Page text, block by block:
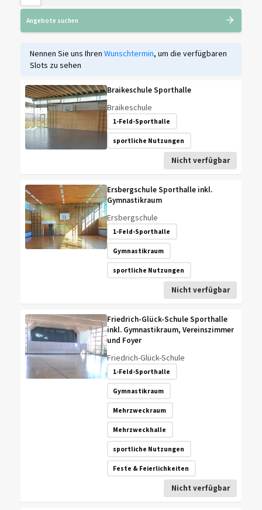
Angebote suchen
Nennen Sie uns Ihren Wunschtermin, um die verfügbaren
Slots zu sehen
Braikeschule Sporthalle
Braikeschule
1-Feld-Sporthalle
sportliche Nutzungen
Nicht verfügbar
Ersbergschule Sporthalle inkl.
Gymnastikraum
Ersbergschule
1-Feld-Sporthalle
Gymnastikraum
sportliche Nutzungen
Nicht verfügbar
Friedrich-Glück-Schule Sporthalle
inkl. Gymnastikraum, Vereinszimmer
und Foyer
Friedrich-Glück-Schule
1-Feld-Sporthalle
Gymnastikraum
Mehrzweckraum
Mehrzweckhalle
sportliche Nutzungen
Feste & Feierlichkeiten
Nicht verfügbar